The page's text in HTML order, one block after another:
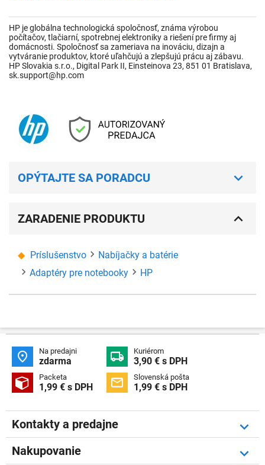
HP je globálna technologická spoločnosť, známa výrobou
počítačov, tlačiarní, spotrebnej elektroniky a riešení pre firmy aj
domácnosti. Spoločnosť sa zameriava na inováciu, dizajn a
vytváranie produktov, ktoré uľahčujú a zlepšujú prácu aj zábavu.
HP Slovakia s.r.o., Digital Park II, Einsteinova 23, 851 01 Bratislava,
sk.support@hp.com
OPÝTAJTE SA PORADCU
ZARADENIE PRODUKTU
Príslušenstvo
Nabíjačky a batérie
Adaptéry pre notebooky
HP
 Na predajni
zdarma  Kuriérom
3,90 € s DPH
 Packeta
1,99 € s DPH  Slovenská pošta
1,99 € s DPH
Kontakty a predajne
Nakupovanie